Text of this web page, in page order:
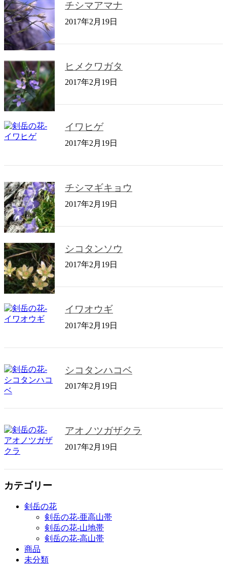
チシマアマナ
2017年2月19日
ヒメクワガタ
2017年2月19日
イワヒゲ
2017年2月19日
チシマギキョウ
2017年2月19日
シコタンソウ
2017年2月19日
イワオウギ
2017年2月19日
シコタンハコベ
2017年2月19日
アオノツガザクラ
2017年2月19日
カテゴリー
剣岳の花
剣岳の花-亜高山帯
剣岳の花-山地帯
剣岳の花-高山帯
商品
未分類